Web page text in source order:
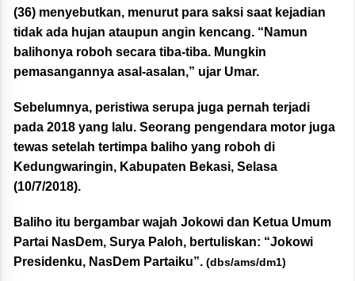
(36) menyebutkan, menurut para saksi saat kejadian
tidak ada hujan ataupun angin kencang. “Namun
balihonya roboh secara tiba-tiba. Mungkin
pemasangannya asal-asalan,” ujar Umar.
Sebelumnya, peristiwa serupa juga pernah terjadi
pada 2018 yang lalu. Seorang pengendara motor juga
tewas setelah tertimpa baliho yang roboh di
Kedungwaringin, Kabupaten Bekasi, Selasa
(10/7/2018).
Baliho itu bergambar wajah Jokowi dan Ketua Umum
Partai NasDem, Surya Paloh, bertuliskan: “Jokowi
Presidenku, NasDem Partaiku”. (dbs/ams/dm1)